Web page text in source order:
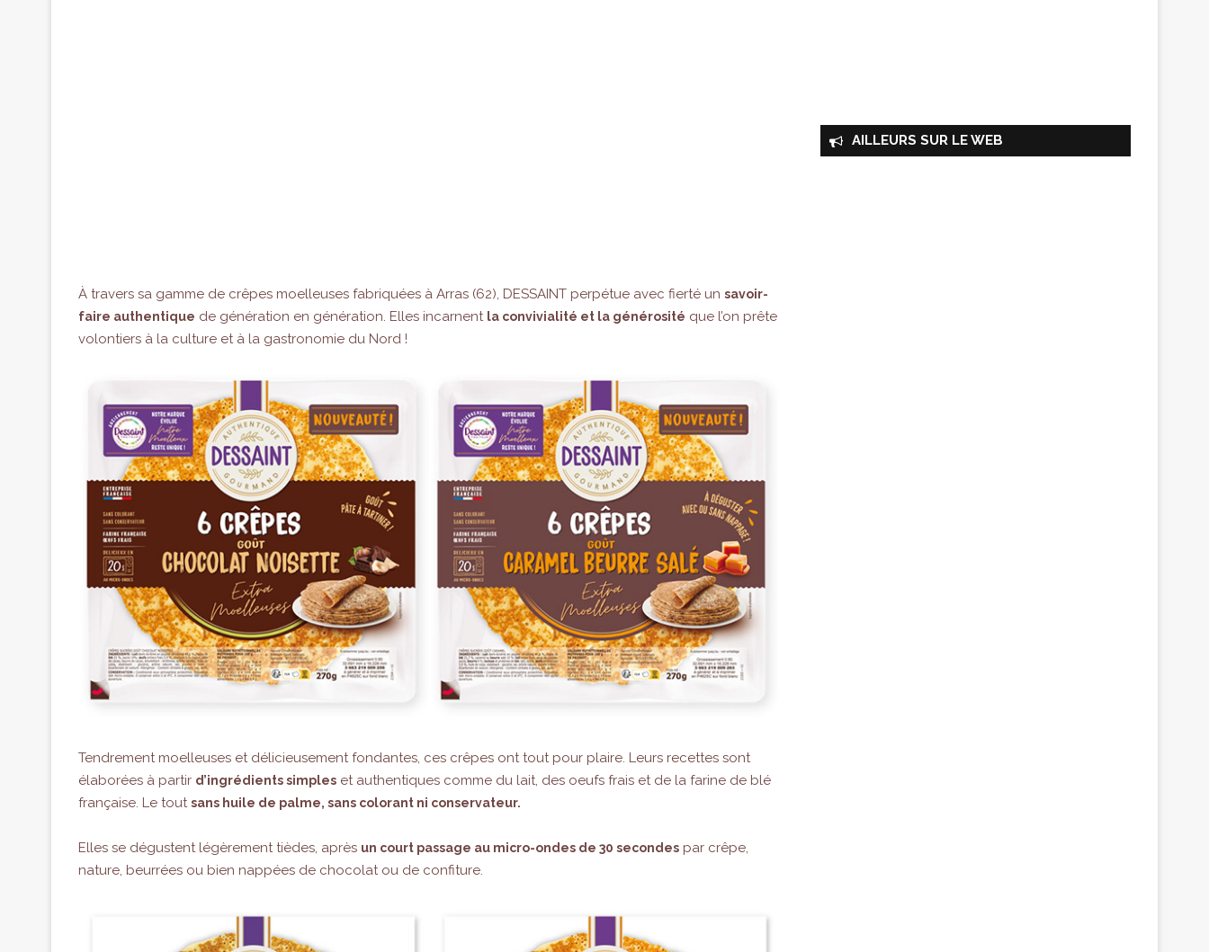
À travers sa gamme de crêpes moelleuses fabriquées à Arras (62), DESSAINT perpétue avec fierté un savoir-
faire authentique de génération en génération. Elles incarnent la convivialité et la générosité que l’on prête
volontiers à la culture et à la gastronomie du Nord !
Tendrement moelleuses et délicieusement fondantes, ces crêpes ont tout pour plaire. Leurs recettes sont
élaborées à partir d’ingrédients simples et authentiques comme du lait, des oeufs frais et de la farine de blé
française. Le toutsans huile de palme, sans colorant ni conservateur.
Elles se dégustent légèrement tièdes, après un court passage au micro-ondes de 30 secondes par crêpe,
nature, beurrées ou bien nappées de chocolat ou de confiture.
AILLEURS SUR LE WEB